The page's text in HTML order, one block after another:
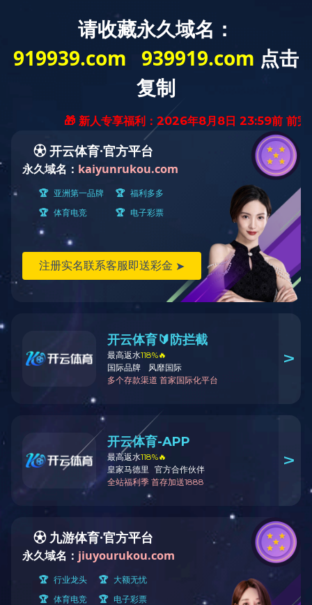
完美(中国)
人力资源
关于我们
完美网站
精密五金冲压设备
精密五金冲压设备
精密五金攻牙设备